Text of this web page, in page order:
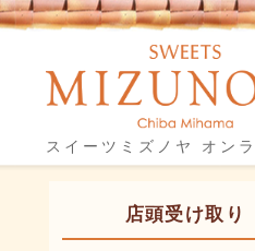
スイーツミズノヤ オン
店頭受け取り